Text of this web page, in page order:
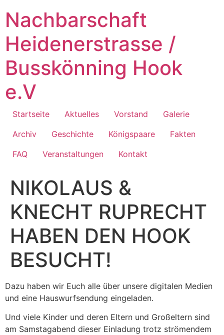
Inhalt
springen
Nachbarschaft
Heidenerstrasse /
Busskönning Hook
e.V
Startseite Aktuelles Vorstand
Galerie
Archiv
Geschichte Königspaare
Fakten
FAQ
Veranstaltungen Kontakt
NIKOLAUS &
KNECHT RUPRECHT
HABEN DEN HOOK
BESUCHT!
Dazu haben wir Euch alle über unsere digitalen Medien
und eine Hauswurfsendung eingeladen.
Und viele Kinder und deren Eltern und Großeltern sind
am Samstagabend dieser Einladung trotz strömendem